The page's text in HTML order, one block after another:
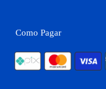
Como Pagar